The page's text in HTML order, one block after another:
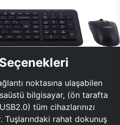
noktasına ulaşabilen
bilgisayar, (ön tarafta
tüm cihazlarınızı
Tuşlarındaki rahat dokunuş